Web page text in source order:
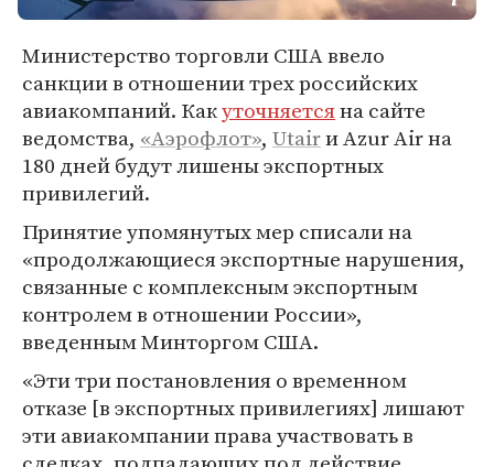
Министерство торговли США ввело
санкции в отношении трех российских
авиакомпаний. Какуточняетсяна сайте
ведомства, «Аэрофлот», Utairи Azur Air на
180 дней будут лишены экспортных
привилегий.
Принятие упомянутых мер списали на
«продолжающиеся экспортные нарушения,
связанные с комплексным экспортным
контролем в отношении России»,
введенным Минторгом США.
«Эти три постановления о временном
отказе [в экспортных привилегиях] лишают
эти авиакомпании права участвовать в